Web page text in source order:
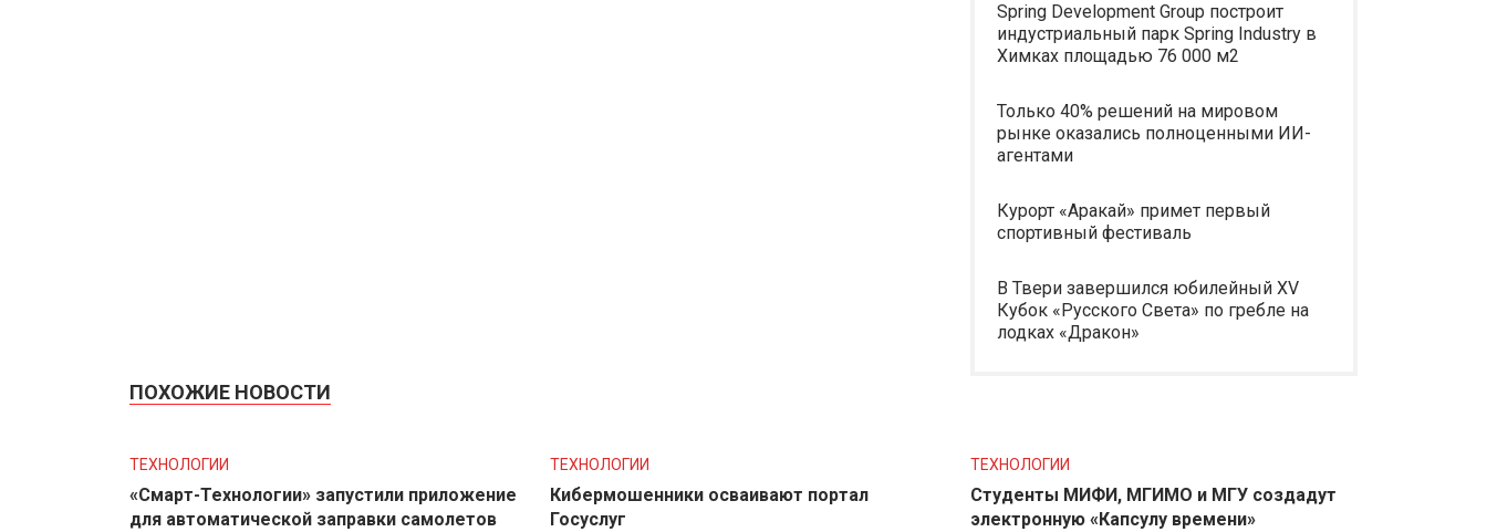
Spring Development Group построит
индустриальный парк Spring Industry в
Химках площадью 76 000 м2
Только 40% решений на мировом
рынке оказались полноценными ИИ-
агентами
Курорт «Аракай» примет первый
спортивный фестиваль
В Твери завершился юбилейный XV
Кубок «Русского Света» по гребле на
лодках «Дракон»
ПОХОЖИЕ НОВОСТИ
ТЕХНОЛОГИИ
«Смарт-Технологии» запустили приложение
для автоматической заправки самолетов
ТЕХНОЛОГИИ
Кибермошенники осваивают портал
Госуслуг
ТЕХНОЛОГИИ
Студенты МИФИ, МГИМО и МГУ создадут
электронную «Капсулу времени»